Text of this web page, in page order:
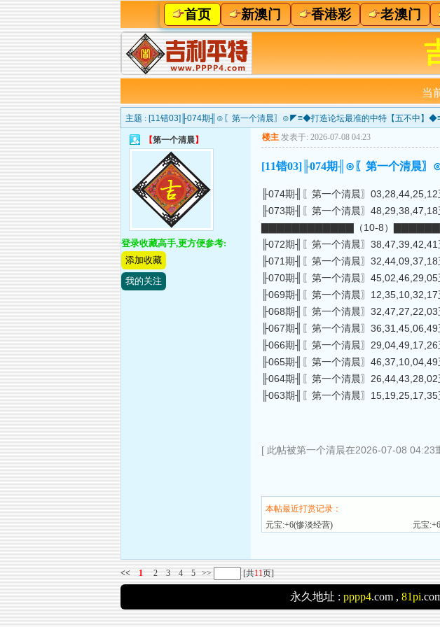
首页 新澳门 香港彩 老澳门
当
主题 : [11错03]╟074期╢⊙〖第一个清晨〗⊙◤≡◆打造论坛最准的中特【五不中】
【第一个清晨】
登录收藏高手,更方便参考:
添加收藏
我的关注
楼主 发表于: 2026-07-08 04:23
[11错03]╟074期╢⊙〖第一个清晨
╟074期╢〖第一个清晨〗03,28,44,25,12
╟073期╢〖第一个清晨〗
▇▇▇▇▇▇▇▇▇▇▇▇（10-8）
╟072期╢〖第一个清晨〗
╟071期╢〖第一个清晨〗
╟070期╢〖第一个清晨〗
╟069期╢〖第一个清晨〗
╟068期╢〖第一个清晨〗
╟067期╢〖第一个清晨〗
╟066期╢〖第一个清晨〗
╟065期╢〖第一个清晨〗
╟064期╢〖第一个清晨〗
╟063期╢〖第一个清晨〗
[ 此帖被第一个清晨在2026-07-08 04:23
本帖最近打赏记录：
元宝:+6(惨淡经营)
元宝
<< 1 2 3 4 5 >> [共11页]
永久地址 : pppp4.com , 81pi